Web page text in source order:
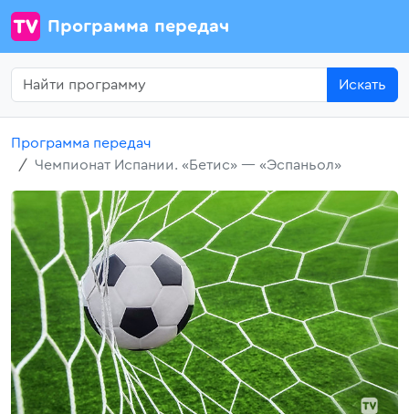
Программа передач
Искать
Программа передач
Чемпионат Испании. «Бетис» — «Эспаньол»